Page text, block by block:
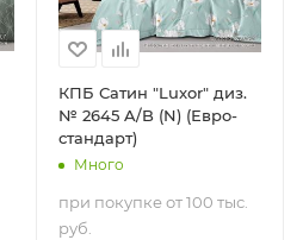
КПБ Сатин "Luxor" диз.
№ 2645 A/B (N) (Евро-
стандарт)
Много
при покупке от 100 тыс.
руб.